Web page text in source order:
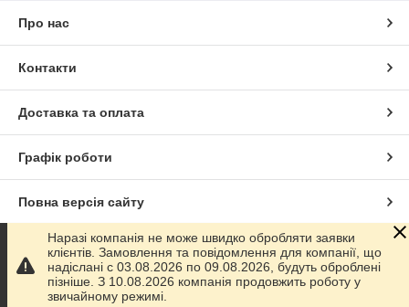
Про нас
Контакти
Доставка та оплата
Графік роботи
Повна версія сайту
Сайт створено на маркетплейсіProm.ua
Політика конфіденційності
Наразі компанія не може швидко обробляти заявки
клієнтів. Замовлення та повідомлення для компанії, що
надіслані с 03.08.2026 по 09.08.2026, будуть оброблені
пізніше. З 10.08.2026 компанія продовжить роботу у
звичайному режимі.